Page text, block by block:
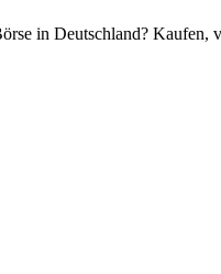
in Deutschland?